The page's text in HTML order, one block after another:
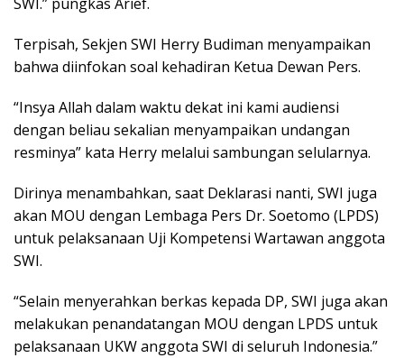
Terpisah, Sekjen SWI Herry Budiman menyampaikan
bahwa diinfokan soal kehadiran Ketua Dewan Pers.
“Insya Allah dalam waktu dekat ini kami audiensi
dengan beliau sekalian menyampaikan undangan
resminya” kata Herry melalui sambungan selularnya.
Dirinya menambahkan, saat Deklarasi nanti, SWI juga
akan MOU dengan Lembaga Pers Dr. Soetomo (LPDS)
untuk pelaksanaan Uji Kompetensi Wartawan anggota
SWI.
“Selain menyerahkan berkas kepada DP, SWI juga akan
melakukan penandatangan MOU dengan LPDS untuk
pelaksanaan UKW anggota SWI di seluruh Indonesia.”